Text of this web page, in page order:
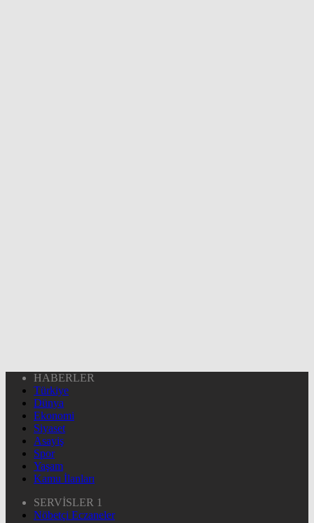
HABERLER
Türkiye
Dünya
Ekonomi
Siyaset
Asayiş
Spor
Yaşam
Kamu İlanları
SERVİSLER 1
Nöbetçi Eczaneler